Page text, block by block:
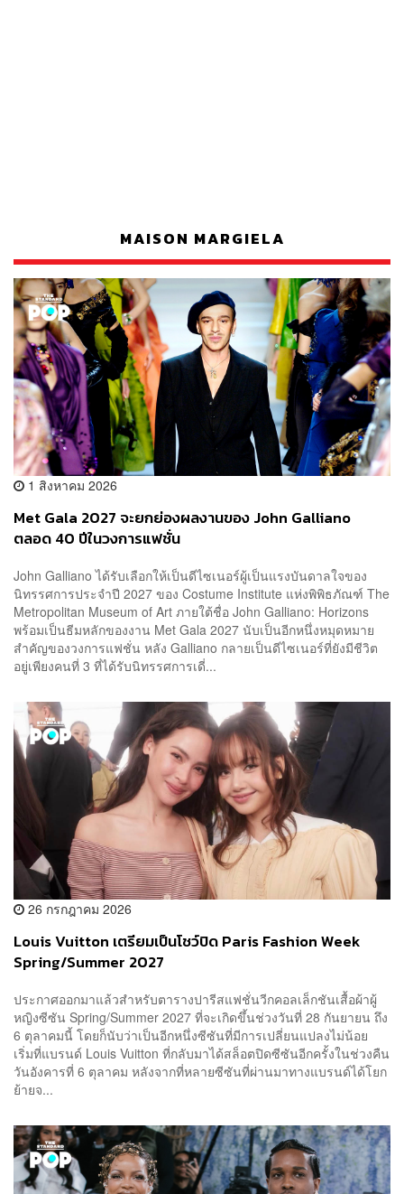
MAISON MARGIELA
1 สิงหาคม 2026
Met Gala 2027 จะยกย่องผลงานของ John Galliano
ตลอด 40 ปีในวงการแฟชั่น
John Galliano ได้รับเลือกให้เป็นดีไซเนอร์ผู้เป็นแรงบันดาลใจของ
นิทรรศการประจำปี 2027 ของ Costume Institute แห่งพิพิธภัณฑ์ The
Metropolitan Museum of Art ภายใต้ชื่อ John Galliano: Horizons
พร้อมเป็นธีมหลักของงาน Met Gala 2027 นับเป็นอีกหนึ่งหมุดหมาย
สำคัญของวงการแฟชั่น หลัง Galliano กลายเป็นดีไซเนอร์ที่ยังมีชีวิต
อยู่เพียงคนที่ 3 ที่ได้รับนิทรรศการเดี่...
26 กรกฎาคม 2026
Louis Vuitton เตรียมเป็นโชว์ปิด Paris Fashion Week
Spring/Summer 2027
ประกาศออกมาแล้วสำหรับตารางปารีสแฟชั่นวีกคอลเล็กชันเสื้อผ้าผู้
หญิงซีซัน Spring/Summer 2027 ที่จะเกิดขึ้นช่วงวันที่ 28 กันยายน ถึง
6 ตุลาคมนี้ โดยก็นับว่าเป็นอีกหนึ่งซีซันที่มีการเปลี่ยนแปลงไม่น้อย
เริ่มที่แบรนด์ Louis Vuitton ที่กลับมาได้สล็อตปิดซีซันอีกครั้งในช่วงคืน
วันอังคารที่ 6 ตุลาคม หลังจากที่หลายซีซันที่ผ่านมาทางแบรนด์ได้โยก
ย้ายจ...